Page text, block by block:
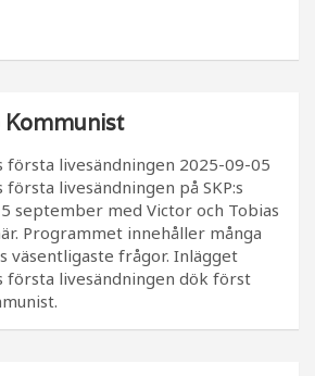
Kommunist
första livesändningen 2025-09-05
första livesändningen på SKP:s
september med Victor och Tobias
Programmet innehåller många
väsentligaste frågor. Inlägget
första livesändningen dök först